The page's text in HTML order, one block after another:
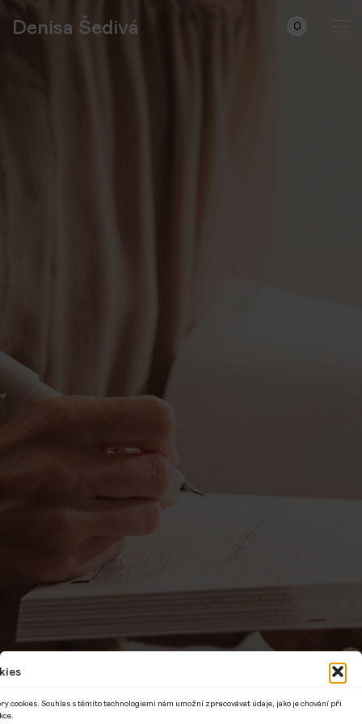
Souhlas s těmito technologiemi nám umožní zpracovávat údaje, jako je chování při
Denisa Šedivá 0